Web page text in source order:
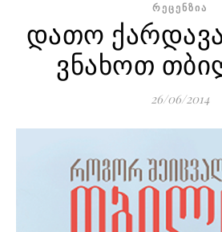
ᲠᲔᲪᲔᲜᲖᲘᲐ
დათო
ვნახოთ
26/06/2014